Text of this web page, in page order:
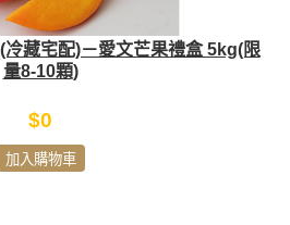
冷藏宅配)－愛文芒果禮盒 5kg(限
量8-10顆)
$0
加入購物車